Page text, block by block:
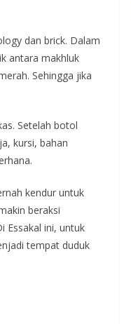
dan brick. Dalam
antara makhluk
Sehingga jika
Setelah botol
kursi, bahan
kendur untuk
beraksi
Essakal ini, untuk
tempat duduk